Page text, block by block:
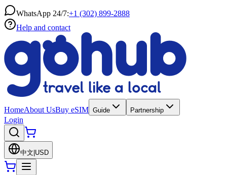
WhatsApp 24/7:+1 (302) 899-2888
Help and contact
HomeAbout UsBuy eSIM Guide Partnership
Login
中文 USD